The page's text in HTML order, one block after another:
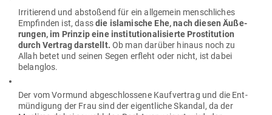
Irri­tierend und abstoßend für ein all­gemein mensch­liches
Emp­finden ist, dassdie isla­mische Ehe, nach diesen Äuße­
rungen, im Prinzip eine insti­tu­tio­na­li­sierte Pro­sti­tution
durch Vertrag dar­stellt. Ob man darüber hinaus noch zu
Allah betet und seinen Segen erfleht oder nicht, ist dabei
belanglos.
Der vom Vormund abge­schlossene Kauf­vertrag und die Ent­
mün­digung der Frau sind der eigent­liche Skandal, da der